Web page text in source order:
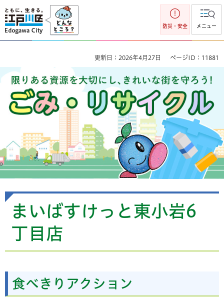
江戸川区
防災・安全 メニュー
更新日：2026年4月27日 ページID：11881
ごみ・リサイクル 限りのある資源を大切にし、きれいな街を
守ろう！
まいばすけっと東小岩6
丁目店
食べきりアクション